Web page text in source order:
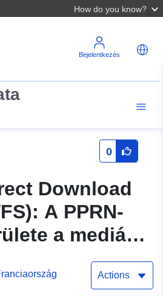
How do you know?
Bejelentkezés
0
Download
A PPRN-
a medián
Maritime-i
Actions